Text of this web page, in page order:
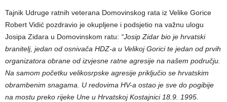
Tajnik Udruge ratnih veterana Domovinskog rata iz Velike Gorice
Robert Vidić pozdravio je okupljene i podsjetio na važnu ulogu
Josipa Zidara u Domovinskom ratu: “Josip Zidar bio je hrvatski
branitelj, jedan od osnivača HDZ-a u Velikoj Gorici te jedan od prvih
organizatora obrane od izvjesne ratne agresije na našem području.
Na samom početku velikosrpske agresije priključio se hrvatskim
obrambenim snagama. U redovima HV-a ostao je sve do pogibije
na mostu preko rijeke Une u Hrvatskoj Kostajnici 18.9. 1995.